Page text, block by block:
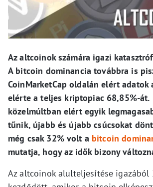
Az altcoinok számára igazi
A bitcoin dominancia továbbra is
CoinMarketCap oldalán elért adatok
elérte a teljes kriptopiac 68,85%-át.
közelmúltban elért egyik
tűnik, újabb és újabb csúcsokat
még csak 32% volt a bitcoin
mutatja, hogy az idők bizony
Az altcoinok alulteljesítése igazából